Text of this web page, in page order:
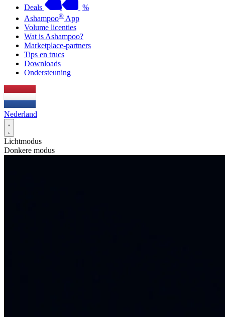
Deals
%
Ashampoo® App
Volume licenties
Wat is Ashampoo?
Marketplace-partners
Tips en trucs
Downloads
Ondersteuning
Nederland
Lichtmodus
Donkere modus